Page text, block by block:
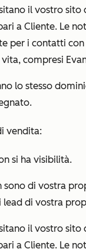
il vostro sito
a Cliente. Le
per i contatti
compresi
lo stesso
vendita:
si ha visibilità.
sono di vostra
lead di vostra
il vostro sito
a Cliente. Le